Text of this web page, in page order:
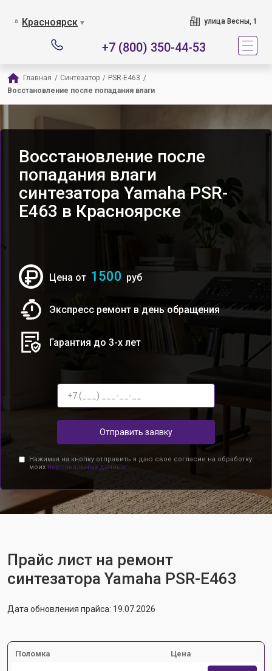
Красноярск ▼ улица Весны, 1
+7 (800) 350-44-53
Главная / Синтезатор / PSR-E463 /
Восстановление после попадания влаги
Восстановление после
попадания влаги
синтезатора Yamaha PSR-
E463 в Красноярске
Цена от 1500 руб
Экспресс ремонт в день обращения
Гарантия до 3-х лет
Отправить заявку
Нажимая на кнопку отправить я даю свое согласие на обработку
моих персональных данных.
Прайс лист на ремонт
синтезатора Yamaha PSR-E463
Дата обновления прайса: 19.07.2026
Поломка Цена